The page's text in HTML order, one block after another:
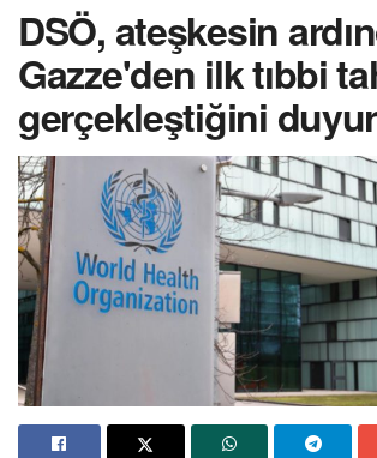
DSÖ, ateşkesin
Gazze'den ilk tıbbi
gerçekleştiğini